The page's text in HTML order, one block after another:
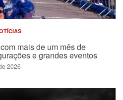
mais de um mês de
e grandes eventos
2026